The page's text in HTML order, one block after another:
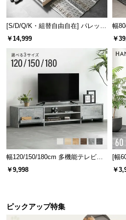
[S/D/Q/K・組替自由自在] パレット
ベッド 8/12/16枚セット
￥14,999
幅
タ
￥
幅120/150/180cm 多機能テレビボ
ード 木目/石目調 オープン収納・
￥9,998
[幅
ス
￥
ピックアップ特集